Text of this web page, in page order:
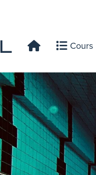
Cours